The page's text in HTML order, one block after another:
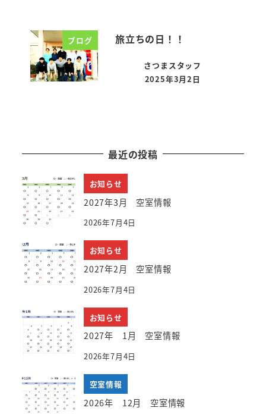
ブログ 旅立ちの日！！
さつまスタッフ
投稿日
2025年3月2日
最近の投稿
お知らせ
2027年3月 空室情報
2026年7月4日
お知らせ
2027年2月 空室情報
2026年7月4日
お知らせ
2027年 1月 空室情報
2026年7月4日
空室情報
2026年 12月 空室情報